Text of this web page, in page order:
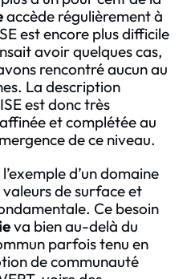
accède régulièrement à
est encore plus difficile
avoir quelques cas,
rencontré aucun au
La description
est donc très
et complétée au
de ce niveau.
d’un domaine
de surface et
Ce besoin
va bien au-delà du
parfois tenu en
de communauté